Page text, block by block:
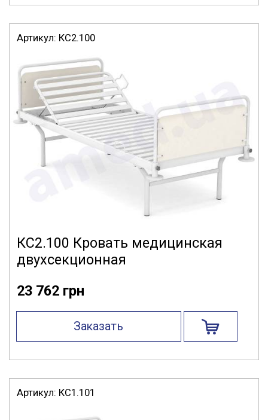
Артикул: КС2.100
КС2.100 Кровать медицинская
двухсекционная
23 762 грн
Заказать
Артикул: КС1.101